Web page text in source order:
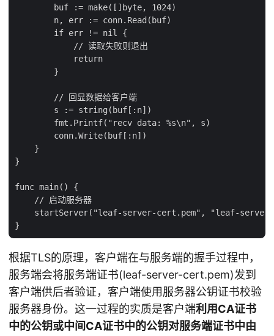
        buf := make([]byte, 1024)
        n, err := conn.Read(buf)
        if err != nil {
            // 读取失败则退出
            return
        }
        // 回显数据给客户端
        s := string(buf[:n])
        fmt.Printf("recv data: %s\n", s)
        conn.Write(buf[:n])
    }
}
func main() {
    // 启动服务器
startServer("leaf-server-cert.pem", "leaf-
根据TLS的原理，客户端在与服务端的握手过程中，
服务端会将服务端证书(leaf-server-cert.pem)发到
客户端供后者验证，客户端使用服务器公钥证书校验
服务器身份。这一过程的实质是客户端利用CA证书
中的公钥或中间CA证书中的公钥对服务端证书中由